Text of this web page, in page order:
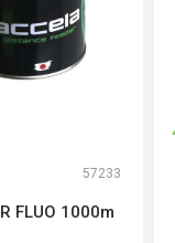
57233
FLUO 1000m